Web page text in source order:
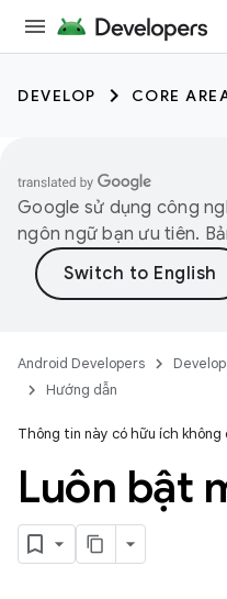
DEVELOP CORE
Google sử dụng công
ngôn ngữ bạn ưu tiên.
Android Developers Develop
Hướng dẫn
Thông tin này có hữu ích không
Luôn bật